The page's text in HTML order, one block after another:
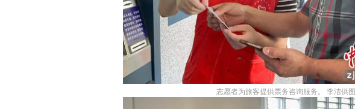
志愿者为旅客提供票务咨询服务。 李洁供图